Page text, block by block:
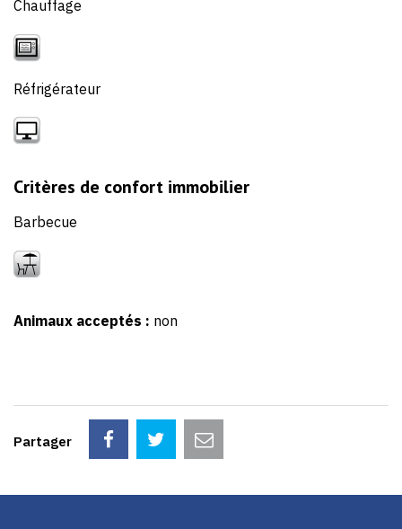
Chauffage
Réfrigérateur
Critères de confort immobilier
Barbecue
Animaux acceptés : non
Partager